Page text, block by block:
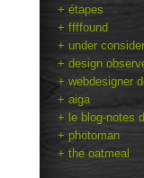
+ étapes
+ ffffound
+ under
+ design
+ webdesigner
+ aiga
+ le blog-notes
+ photoman
+ the oatmeal